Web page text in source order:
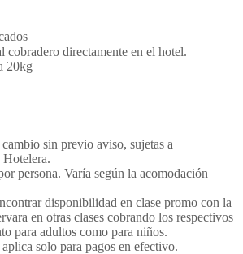
cobradero directamente en el hotel.
20kg
sin previo aviso, sujetas a
persona. Varía según la acomodación
disponibilidad en clase promo con la
en otras clases cobrando los respectivos
para adultos como para niños.
solo para pagos en efectivo.